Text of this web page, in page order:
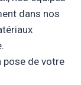
dans nos
pose de votre